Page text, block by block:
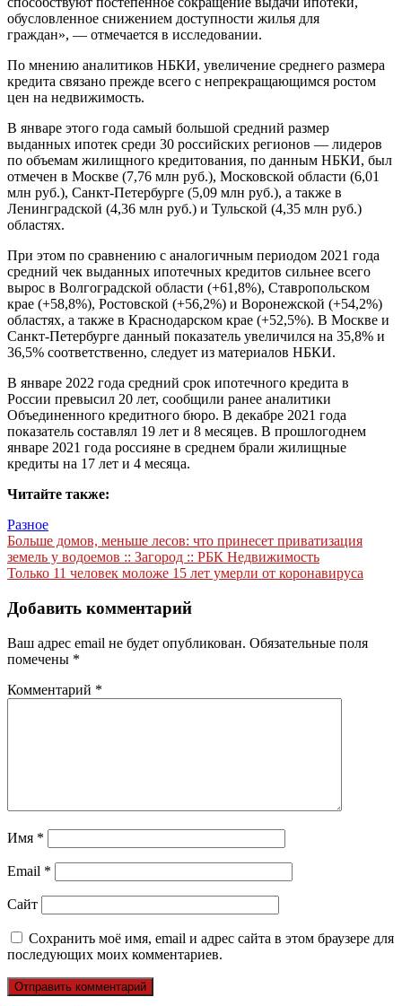
обусловленное снижением доступности жилья для
граждан», — отмечается в исследовании.
По мнению аналитиков НБКИ, увеличение среднего размера
кредита связано прежде всего с непрекращающимся ростом
цен на недвижимость.
В январе этого года самый большой средний размер
выданных ипотек среди 30 российских регионов — лидеров
по объемам жилищного кредитования, по данным НБКИ, был
отмечен в Москве (7,76 млн руб.), Московской области (6,01
млн руб.), Санкт-Петербурге (5,09 млн руб.), а также в
Ленинградской (4,36 млн руб.) и Тульской (4,35 млн руб.)
областях.
При этом по сравнению с аналогичным периодом 2021 года
средний чек выданных ипотечных кредитов сильнее всего
вырос в Волгоградской области (+61,8%), Ставропольском
крае (+58,8%), Ростовской (+56,2%) и Воронежской (+54,2%)
областях, а также в Краснодарском крае (+52,5%). В Москве и
Санкт-Петербурге данный показатель увеличился на 35,8% и
36,5% соответственно, следует из материалов НБКИ.
В январе 2022 года средний срок ипотечного кредита в
России превысил 20 лет, сообщили ранее аналитики
Объединенного кредитного бюро. В декабре 2021 года
показатель составлял 19 лет и 8 месяцев. В прошлогоднем
январе 2021 года россияне в среднем брали жилищные
кредиты на 17 лет и 4 месяца.
Читайте также:
Разное
Навигация
по
Больше домов, меньше лесов: что принесет приватизация
земель у водоемов :: Загород :: РБК Недвижимость
Только 11 человек моложе 15 лет умерли от коронавируса
Добавить комментарий
Ваш адрес email не будет опубликован. Обязательные поля
помечены *
Комментарий *
Имя *
Email *
Сайт
Сохранить моё имя, email и адрес сайта в этом браузере для
последующих моих комментариев.